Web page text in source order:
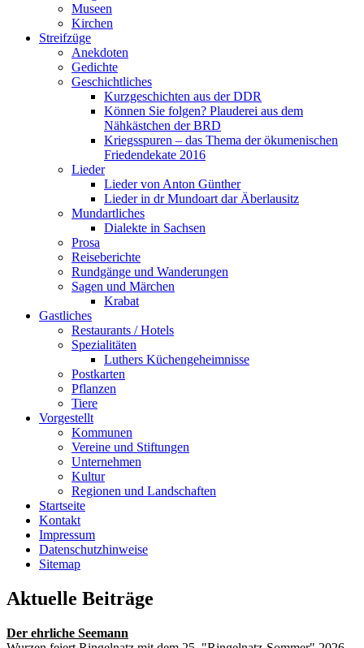
Museen
Kirchen
Streifzüge
Anekdoten
Gedichte
Geschichtliches
Kurzgeschichten aus der DDR
Können Sie folgen? Plauderei aus dem
Nähkästchen der BRD
Kriegsspuren – das Thema der ökumenischen
Friedendekate 2016
Lieder
Lieder von Anton Günther
Lieder in dr Mundoart dar Äberlausitz
Mundartliches
Dialekte in Sachsen
Prosa
Reiseberichte
Rundgänge und Wanderungen
Sagen und Märchen
Krabat
Gastliches
Restaurants / Hotels
Spezialitäten
Luthers Küchengeheimnisse
Postkarten
Pflanzen
Tiere
Vorgestellt
Kommunen
Vereine und Stiftungen
Unternehmen
Kultur
Regionen und Landschaften
Startseite
Kontakt
Impressum
Datenschutzhinweise
Sitemap
Aktuelle Beiträge
Der ehrliche Seemann